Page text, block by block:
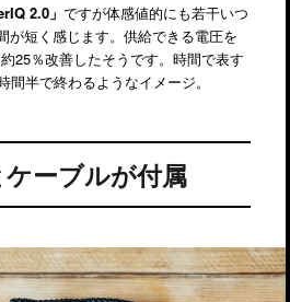
2.0」 ですが体感値的にも若干いつ
が短く感じます。供給できる電圧を
25％改善したそうです。時間で表す
間半で終わるようなイメージ。
ーブルが付属